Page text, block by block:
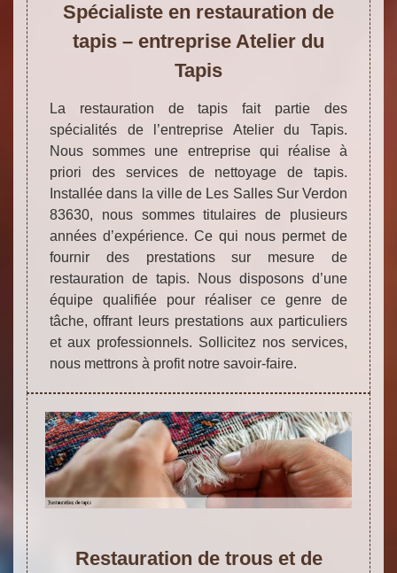
Spécialiste en restauration de
tapis – entreprise Atelier du
Tapis
La restauration de tapis fait partie des
spécialités de l’entreprise Atelier du Tapis.
Nous sommes une entreprise qui réalise à
priori des services de nettoyage de tapis.
Installée dans la ville de Les Salles Sur Verdon
83630, nous sommes titulaires de plusieurs
années d’expérience. Ce qui nous permet de
fournir des prestations sur mesure de
restauration de tapis. Nous disposons d’une
équipe qualifiée pour réaliser ce genre de
tâche, offrant leurs prestations aux particuliers
et aux professionnels. Sollicitez nos services,
nous mettrons à profit notre savoir-faire.
Restauration de trous et de